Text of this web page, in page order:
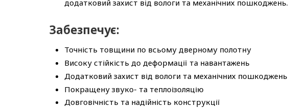
додатковий захист від вологи та механічних пошкоджень.
Забезпечує:
Точність товщини по всьому дверному полотну
Високу стійкість до деформації та навантажень
Додатковий захист від вологи та механічних пошкоджень
Покращену звуко- та теплоізоляцію
Довговічність та надійність конструкції